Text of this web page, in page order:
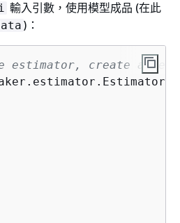
輸入引數，使用模型成品 (在此
)：
estimator, create a